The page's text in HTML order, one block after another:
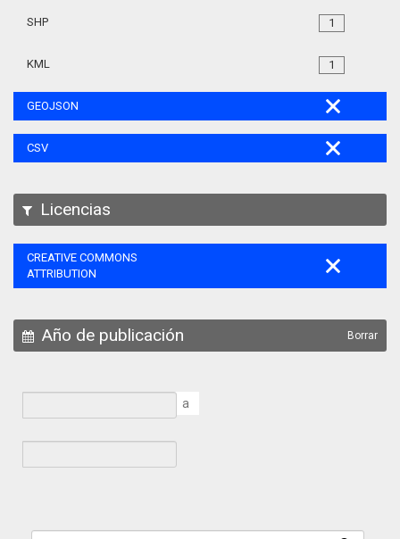
1
SHP
1
KML
GEOJSON
CSV
Licencias
CREATIVE COMMONS
ATTRIBUTION
Año de publicación Borrar
a